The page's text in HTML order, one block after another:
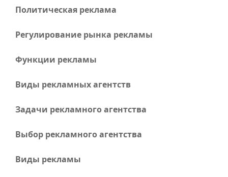
Политическая реклама
Регулирование рынка рекламы
Функции рекламы
Виды рекламных агентств
Задачи рекламного агентства
Выбор рекламного агентства
Виды рекламы